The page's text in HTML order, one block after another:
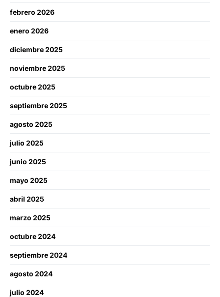
febrero 2026
enero 2026
diciembre 2025
noviembre 2025
octubre 2025
septiembre 2025
agosto 2025
julio 2025
junio 2025
mayo 2025
abril 2025
marzo 2025
octubre 2024
septiembre 2024
agosto 2024
julio 2024